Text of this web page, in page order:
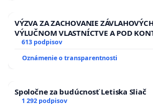
VÝZVA ZA ZACHOVANIE
VÝLUČNOM VLASTNÍCTVE A POD
SLOVENSKEJ REPUBLIKY & žiadosť na
zanedbaného stavu závlahových a
kanálov na Slovensku
613 podpisov
Oznámenie o transparentnosti
Spoločne za budúcnosť Letiska Sliač
1 292 podpisov